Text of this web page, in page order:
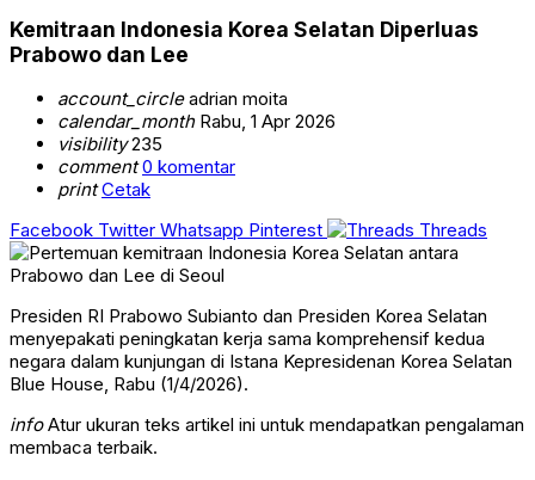
Kemitraan Indonesia Korea Selatan Diperluas
Prabowo dan Lee
account_circleadrian moita
calendar_monthRabu, 1 Apr 2026
visibility235
comment 0 komentar
print Cetak
Facebook Twitter Whatsapp Pinterest Threads
Presiden RI Prabowo Subianto dan Presiden Korea Selatan
menyepakati peningkatan kerja sama komprehensif kedua
negara dalam kunjungan di Istana Kepresidenan Korea Selatan
Blue House, Rabu (1/4/2026).
infoAtur ukuran teks artikel ini untuk mendapatkan pengalaman
membaca terbaik.